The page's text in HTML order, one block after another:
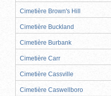
Cimetière Brown's Hill
Cimetière Buckland
Cimetière Burbank
Cimetière Carr
Cimetière Cassville
Cimetière Caswellboro